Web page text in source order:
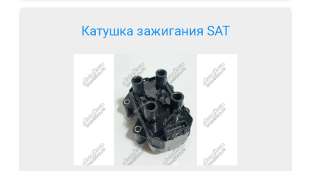
Катушка зажигания SAT